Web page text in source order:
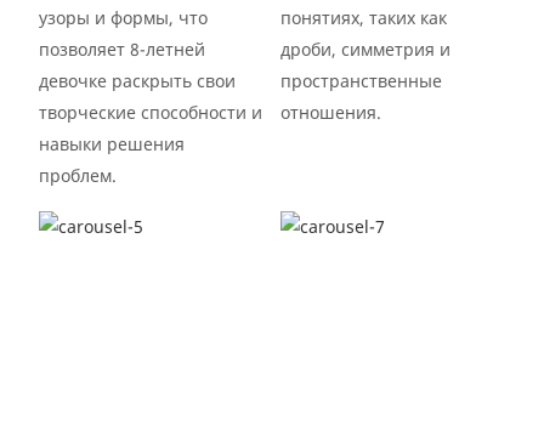
узоры и формы, что
позволяет 8-летней
девочке раскрыть свои
творческие способности и
навыки решения
проблем.
понятиях, таких как
дроби, симметрия и
пространственные
отношения.